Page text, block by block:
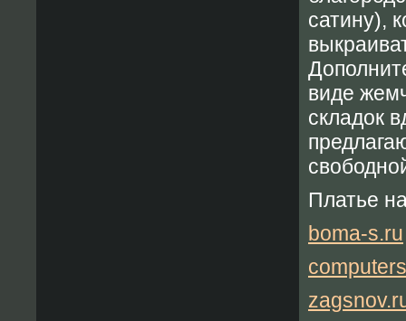
сатину),
виде
складок
Платье
boma-s.ru